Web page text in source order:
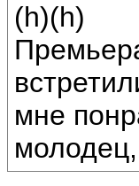
(h)(h)
мне